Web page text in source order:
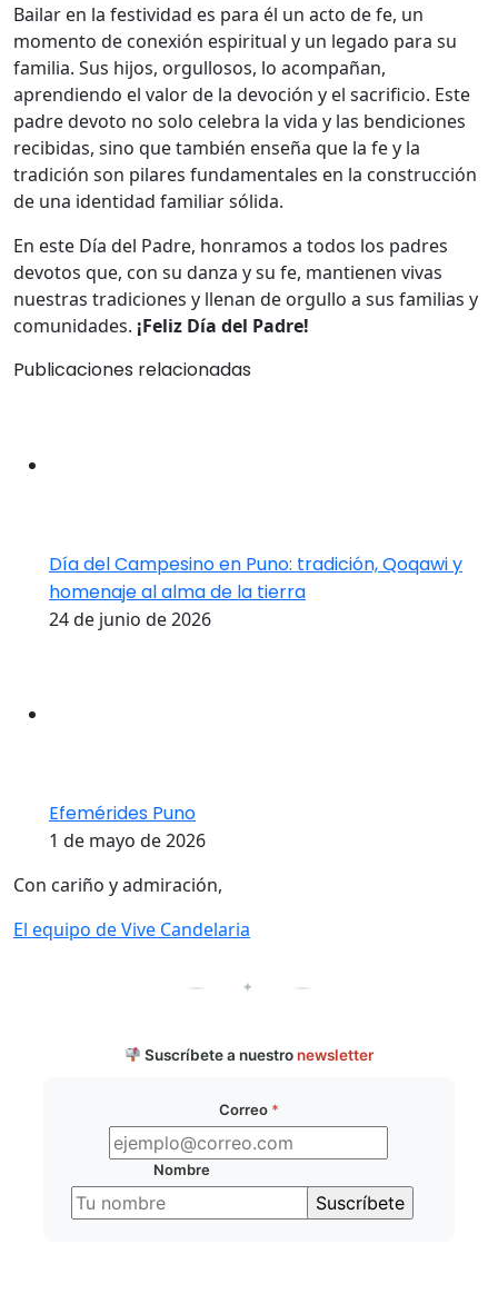
Bailar en la festividad es para él un acto de fe, un
momento de conexión espiritual y un legado para su
familia. Sus hijos, orgullosos, lo acompañan,
aprendiendo el valor de la devoción y el sacrificio. Este
padre devoto no solo celebra la vida y las bendiciones
recibidas, sino que también enseña que la fe y la
tradición son pilares fundamentales en la construcción
de una identidad familiar sólida.
En este Día del Padre, honramos a todos los padres
devotos que, con su danza y su fe, mantienen vivas
nuestras tradiciones y llenan de orgullo a sus familias y
comunidades. ¡Feliz Día del Padre!
Publicaciones relacionadas
Día del Campesino en Puno: tradición, Qoqawi y
homenaje al alma de la tierra
24 de junio de 2026
Efemérides Puno
1 de mayo de 2026
Con cariño y admiración,
El equipo de Vive Candelaria
✦
Suscríbete a nuestro newsletter
Correo *
Nombre